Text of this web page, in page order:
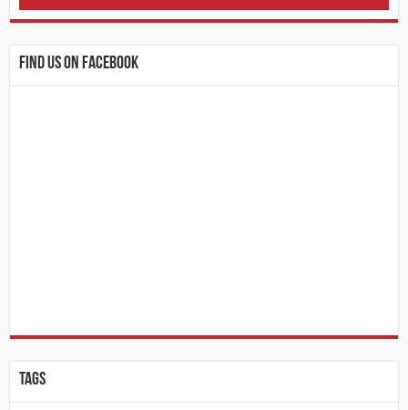
Find us on Facebook
Tags